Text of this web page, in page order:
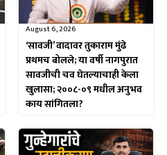
August 6, 2026
‘सावजी’ वादावर तुकाराम मुंढे
प्रथमच बोलले; या वर्षी नागपुरात
सावजीची चव घेतल्याचाही केला
खुलासा; २००८-०९ मधील अनुभव
काय सांगितला?